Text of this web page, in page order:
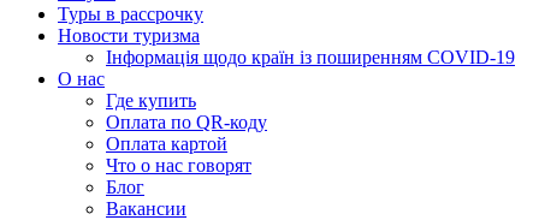
Туры в рассрочку
Новости туризма
Інформація щодо країн із поширенням COVID-19
О нас
Где купить
Оплата по QR-коду
Оплата картой
Что о нас говорят
Блог
Вакансии